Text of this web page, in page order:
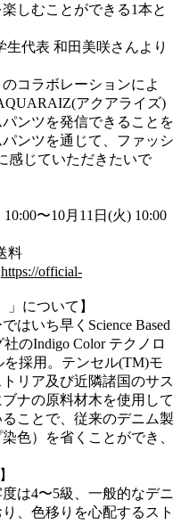
しむことができる1本と
代表 和⽥美咲さんより
コラボレーションによ
アクアライズ)
ンツを発信できることを
ンツを通じて、ファッシ
感じていただきたいで
〜10⽉11⽇(⽕) 10:00
料
https://official-
について】
いち早くScience Based
のIndigo Color テクノロ
採⽤。テンセル(TM)モ
リア及び近隣諸国のサス
ナの原料材⽊を使⽤して
ことで、従来のデニム製
⾊）を省くことができ、
は4〜5級、⼀般的なデニ
、⾊移りを⼼配するスト